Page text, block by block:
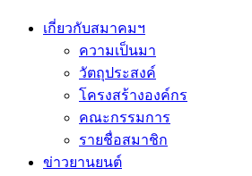
เกี่ยวกับสมาคมฯ
ความเป็นมา
วัตถุประสงค์
โครงสร้างองค์กร
คณะกรรมการ
รายชื่อสมาชิก
ข่าวยานยนต์